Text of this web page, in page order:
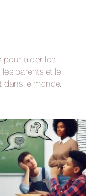
pour aider les
parents et le
dans le monde.